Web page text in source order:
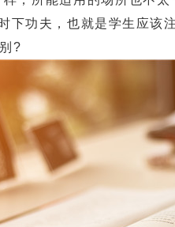
下功夫，也就是学生应该
?